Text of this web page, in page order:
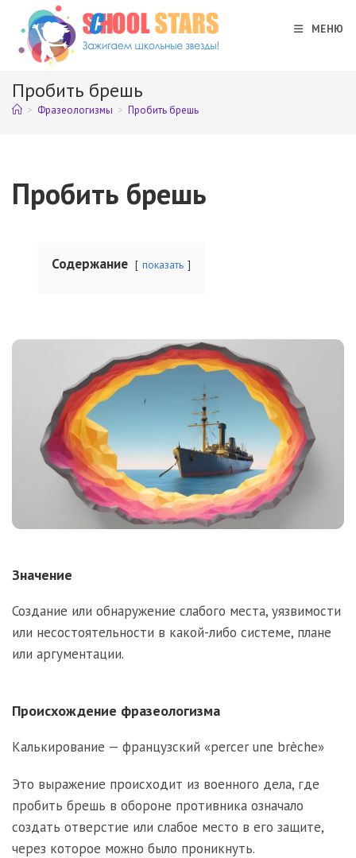
Перейти
содержимому
МЕНЮ
Пробить брешь
> Фразеологизмы > Пробить брешь
Пробить брешь
Содержание показать
Значение
Создание или обнаружение слабого места, уязвимости
или несостоятельности в какой-либо системе, плане
или аргументации.
Происхождение фразеологизма
Калькирование — французский «percer une brèche»
Это выражение происходит из военного дела, где
пробить брешь в обороне противника означало
создать отверстие или слабое место в его защите,
через которое можно было проникнуть.